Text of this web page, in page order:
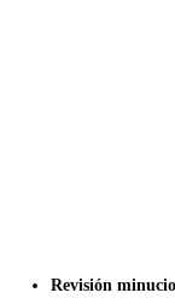
Revisión